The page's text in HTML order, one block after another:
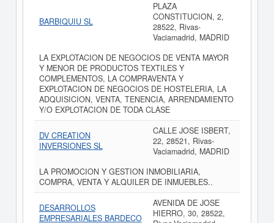
BARBIQUIU SL
PLAZA
CONSTITUCION, 2,
28522, Rivas-
Vaciamadrid, MADRID
LA EXPLOTACION DE NEGOCIOS DE VENTA MAYOR
Y MENOR DE PRODUCTOS TEXTILES Y
COMPLEMENTOS, LA COMPRAVENTA Y
EXPLOTACION DE NEGOCIOS DE HOSTELERIA, LA
ADQUISICION, VENTA, TENENCIA, ARRENDAMIENTO
Y/O EXPLOTACION DE TODA CLASE
DV CREATION
INVERSIONES SL
CALLE JOSE ISBERT,
22, 28521, Rivas-
Vaciamadrid, MADRID
LA PROMOCION Y GESTION INMOBILIARIA,
COMPRA, VENTA Y ALQUILER DE INMUEBLES..
DESARROLLOS
EMPRESARIALES BARDECO
AVENIDA DE JOSE
HIERRO, 30, 28522,